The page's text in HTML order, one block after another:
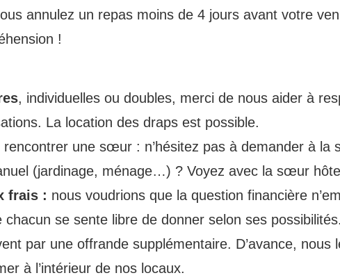
annulez un repas moins de 4 jours avant votre
!
, individuelles ou doubles, merci de nous aider à
La location des draps est possible.
rencontrer une sœur : n’hésitez pas à demander à
(jardinage, ménage…) ? Voyez avec la sœur
frais : nous voudrions que la question financière
chacun se sente libre de donner selon ses
par une offrande supplémentaire. D’avance,
à l’intérieur de nos locaux.